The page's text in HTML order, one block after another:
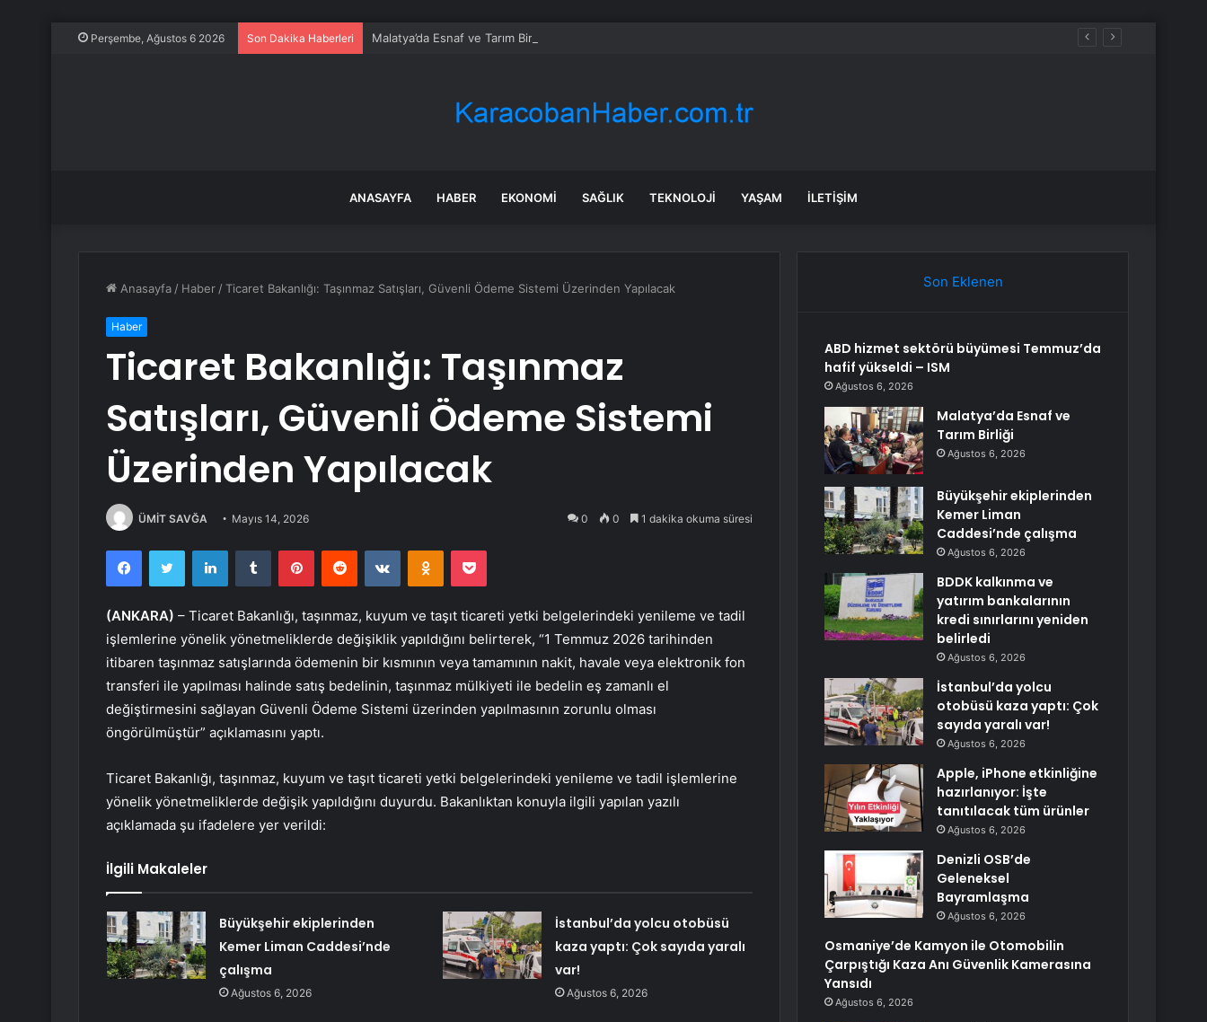
Perşembe, Ağustos 6 2026 Son Dakika Haberleri Malatya’da Esnaf ve Tarım Birliği
ANASAYFA HABER EKONOMI SAĞLIK TEKNOLOJI YAŞAM İLETIŞIM
Anasayfa / Haber /Ticaret Bakanlığı: Taşınmaz Satışları, Güvenli Ödeme Sistemi Üzerinden Yapılacak
Haber
Ticaret Bakanlığı: Taşınmaz
Satışları, Güvenli Ödeme Sistemi
Üzerinden Yapılacak
ÜMİT SAVĞA Mayıs 14, 2026 0 0 1 dakika okuma süresi
FacebookTwitter LinkedInTumblr PinterestReddit VKontakteOdnoklassniki
Pocket
(ANKARA) – Ticaret Bakanlığı, taşınmaz, kuyum ve taşıt ticareti yetki belgelerindeki yenileme ve tadil
işlemlerine yönelik yönetmeliklerde değişiklik yapıldığını belirterek, “1 Temmuz 2026 tarihinden
itibaren taşınmaz satışlarında ödemenin bir kısmının veya tamamının nakit, havale veya elektronik fon
transferi ile yapılması halinde satış bedelinin, taşınmaz mülkiyeti ile bedelin eş zamanlı el
değiştirmesini sağlayan Güvenli Ödeme Sistemi üzerinden yapılmasının zorunlu olması
öngörülmüştür” açıklamasını yaptı.
Ticaret Bakanlığı, taşınmaz, kuyum ve taşıt ticareti yetki belgelerindeki yenileme ve tadil işlemlerine
yönelik yönetmeliklerde değişik yapıldığını duyurdu. Bakanlıktan konuyla ilgili yapılan yazılı
açıklamada şu ifadelere yer verildi:
İlgili Makaleler
Büyükşehir ekiplerinden
Kemer Liman Caddesi’nde
çalışma
Ağustos 6, 2026
İstanbul’da yolcu otobüsü
kaza yaptı: Çok sayıda yaralı
var!
Ağustos 6, 2026
Son Eklenen
ABD hizmet sektörü büyümesi Temmuz’da
hafif yükseldi – ISM
Ağustos 6, 2026
Malatya’da Esnaf ve
Tarım Birliği
Ağustos 6, 2026
Büyükşehir ekiplerinden
Kemer Liman
Caddesi’nde çalışma
Ağustos 6, 2026
BDDK kalkınma ve
yatırım bankalarının
kredi sınırlarını yeniden
belirledi
Ağustos 6, 2026
İstanbul’da yolcu
otobüsü kaza yaptı: Çok
sayıda yaralı var!
Ağustos 6, 2026
Apple, iPhone etkinliğine
hazırlanıyor: İşte
tanıtılacak tüm ürünler
Ağustos 6, 2026
Denizli OSB’de
Geleneksel
Bayramlaşma
Ağustos 6, 2026
Osmaniye’de Kamyon ile Otomobilin
Çarpıştığı Kaza Anı Güvenlik Kamerasına
Yansıdı
Ağustos 6, 2026